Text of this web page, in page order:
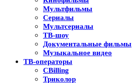
Мультфильмы
Сериалы
Мультсериалы
ТВ-шоу
Документальные фильмы
Музыкальное видео
ТВ-операторы
CBilling
Триколор